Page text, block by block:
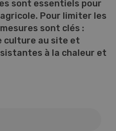
sont essentiels pour
Pour limiter les
sont clés :
culture au site et
à la chaleur et